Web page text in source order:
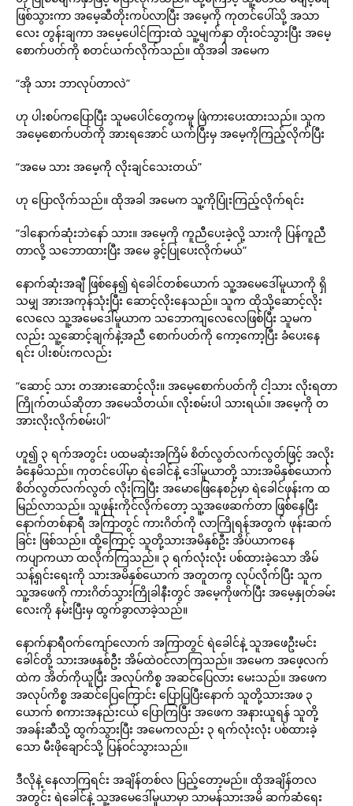
ဖြစ်သွားကာ အမေ့ဆီတိုးကပ်လာပြီး အမေ့ကို ကုတင်ပေါ်သို့ အသာ
လေး တွန်းချကာ အမေ့ပေါင်ကြားထဲ သူ့မျက်နှာ တိုးဝင်သွားပြီး အမေ့
စောက်ပတ်ကို စတင်ယက်လိုက်သည်။ ထိုအခါ အမေက
“အို သား ဘာလုပ်တာလဲ”
ဟု ပါးစပ်ကပြောပြီး သူမပေါင်တွေကမူ ဖြဲကားပေးထားသည်။ သူက
အမေ့စောက်ပတ်ကို အားရအောင် ယက်ပြီးမှ အမေ့ကိုကြည့်လိုက်ပြီး
“အမေ သား အမေ့ကို လိုးချင်သေးတယ်”
ဟု ပြောလိုက်သည်။ ထိုအခါ အမေက သူ့ကိုပြုံးကြည့်လိုက်ရင်း
“ဒါနောက်ဆုံးဘဲနော် သား။ အမေ့ကို ကူညီပေးခဲ့လို့ သားကို ပြန်ကူညီ
တာလို့ သဘောထားပြီး အမေ ခွင့်ပြုပေးလိုက်မယ်”
နောက်ဆုံးအချီ ဖြစ်နေ၍ ရဲခေါင်တစ်ယောက် သူ့အမေဒေါ်မူယာကို ရှိ
သမျှ အားအကုန်သုံးပြီး ဆောင့်လိုးနေသည်။ သူက ထိုသို့ဆောင့်လိုး
လေလေ သူ့အမေဒေါ်မူယာက သဘောကျလေလေဖြစ်ပြီး သူမက
လည်း သူ့ဆောင့်ချက်နဲ့အညီ စောက်ပတ်ကို ကော့ကော့ပြီး ခံပေးနေ
ရင်း ပါးစပ်းကလည်း
“ဆောင့် သား တအားဆောင့်လိုး။ အမေ့စောက်ပတ်ကို ငါ့သား လိုးရတာ
ကြိုက်တယ်ဆိုတာ အမေသိတယ်။ လိုးစမ်းပါ သားရယ်။ အမေ့ကို တ
အားလိုးလိုက်စမ်းပါ”
ဟူ၍ ၃ ရက်အတွင်း ပထမဆုံးအကြိမ် စိတ်လွတ်လက်လွတ်ဖြင့် အလိုး
ခံနေမိသည်။ ကုတင်ပေါ်မှာ ရဲခေါင်နဲ့ ဒေါ်မူယာတို့ သားအမိနှစ်ယောက်
စိတ်လွတ်လက်လွတ် လိုးကြပြီး အမောဖြေနေစဉ်မှာ ရဲခေါင်ဖုန်းက ထ
မြည်လာသည်။ သူဖုန်းကိုင်လိုက်တော့ သူ့အဖေဆက်တာ ဖြစ်နေပြီး
နောက်တစ်နာရီ အကြာတွင် ကားဂိတ်ကို လာကြိုရန်အတွက် ဖုန်းဆက်
ခြင်း ဖြစ်သည်။ ထို့ကြောင့် သူတို့သားအမိနှစ်ဦး အိပ်ယာကနေ
ကပျာကယာ ထလိုက်ကြသည်။ ၃ ရက်လုံးလုံး ပစ်ထားခဲ့သော အိမ်
သန့်ရှင်းရေးကို သားအမိနှစ်ယောက် အတူတကွ လုပ်လိုက်ပြီး သူက
သူ့အဖေကို ကားဂိတ်သွားကြိုခါနီးတွင် အမေ့ကိုဖက်ပြီး အမေ့နှုတ်ခမ်း
လေးကို နမ်းပြီးမှ ထွက်ခွာလာခဲ့သည်။
နောက်နာရီဝက်ကျော်လောက် အကြာတွင် ရဲခေါင်နဲ့ သူအဖေဦးမင်း
ခေါင်တို့ သားအဖနှစ်ဦး အိမ်ထဲဝင်လာကြသည်။ အမေက အဖေ့လက်
ထဲက အိတ်ကိုယူပြီး အလုပ်ကိစ္စ အဆင်ပြေလား မေးသည်။ အဖေက
အလုပ်ကိစ္စ အဆင်ပြေကြောင်း ပြောပြပြီးနောက် သူတို့သားအဖ ၃
ယောက် စကားအနည်းငယ် ပြောကြပြီး အဖေက အနားယူရန် သူတို့
အခန်းဆီသို့ ထွက်သွားပြီး အမေကလည်း ၃ ရက်လုံးလုံး ပစ်ထားခဲ့
သော မီးဖိုချောင်သို့ ပြန်ဝင်သွားသည်။
ဒီလိုနဲ့ နေလာကြရင်း အချိန်တစ်လ ပြည့်တော့မည်။ ထိုအချိန်တလ
အတွင်း ရဲခေါင်နဲ့ သူ့အမေဒေါ်မူယာမှာ သာမန်သားအမိ ဆက်ဆံရေး